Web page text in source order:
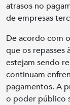
atrasos no
de empresas
De acordo com
que os repasses
estejam sendo
continuam
pagamentos. A
o poder público